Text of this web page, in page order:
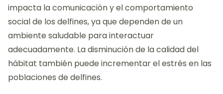
impacta la comunicación y el comportamiento
social de los delfines, ya que dependen de un
ambiente saludable para interactuar
adecuadamente. La disminución de la calidad del
hábitat también puede incrementar el estrés en las
poblaciones de delfines.